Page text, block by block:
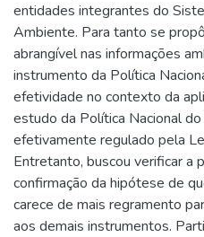
entidades integrantes do
Ambiente. Para tanto se
abrangível nas informações
instrumento da Política
efetividade no contexto da
estudo da Política Nacional
efetivamente regulado pela
Entretanto, buscou verificar a
confirmação da hipótese de
carece de mais regramento
aos demais instrumentos.